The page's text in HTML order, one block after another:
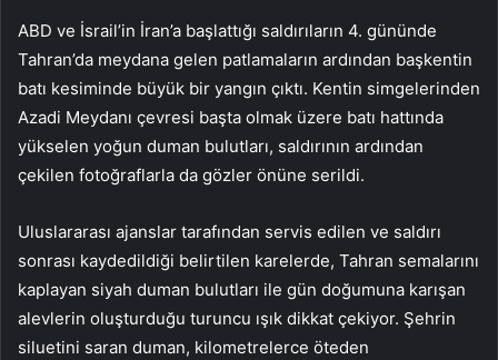
ABD ve İsrail’in İran’a başlattığı saldırıların 4. gününde
Tahran’da meydana gelen patlamaların ardından başkentin
batı kesiminde büyük bir yangın çıktı. Kentin simgelerinden
Azadi Meydanı çevresi başta olmak üzere batı hattında
yükselen yoğun duman bulutları, saldırının ardından
çekilen fotoğraflarla da gözler önüne serildi.
Uluslararası ajanslar tarafından servis edilen ve saldırı
sonrası kaydedildiği belirtilen karelerde, Tahran semalarını
kaplayan siyah duman bulutları ile gün doğumuna karışan
alevlerin oluşturduğu turuncu ışık dikkat çekiyor. Şehrin
siluetini saran duman, kilometrelerce öteden